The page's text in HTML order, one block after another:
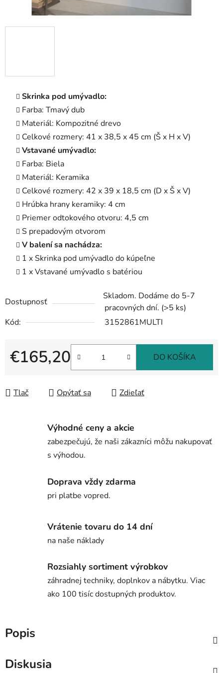
Skrinka pod umývadlo:
Farba: Tmavý dub
Materiál: Kompozitné drevo
Celkové rozmery: 41 x 38,5 x 45 cm (Š x H x V)
Vstavané umývadlo:
Farba: Biela
Materiál: Keramika
Celkové rozmery: 42 x 39 x 18,5 cm (D x Š x V)
Hrúbka hrany keramiky: 4 cm
Priemer odtokového otvoru: 4,5 cm
S prepadovým otvorom
V balení sa nachádza:
1 x Skrinka pod umývadlo do kúpeľne
1 x Vstavané umývadlo s batériou
Dostupnosť
Skladom. Dodáme do 5-7
pracovných dní. (>5 ks)
Kód:
3152861MULTI
€165,20 DO KOŠÍKA
Tlač Opýtať sa Zdieľať
Výhodné ceny a akcie
zabezpečujú, že naši zákazníci môžu nakupovať
s výhodou.
Doprava vždy zdarma
pri platbe vopred.
Vrátenie tovaru do 14 dní
na naše náklady
Rozsiahly sortiment výrobkov
záhradnej techniky, doplnkov a nábytku. Viac
ako 100 tisíc dostupných produktov.
Popis
Diskusia